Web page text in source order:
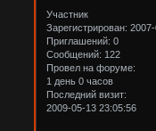
Участник
Зарегистрирован:
Приглашений: 0
Сообщений: 122
Провел на форуме:
1 день 0 часов
Последний визит:
2009-05-13 23:05:56